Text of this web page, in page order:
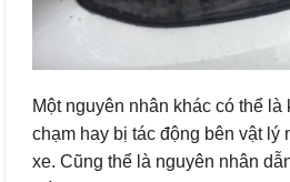
Một nguyên nhân khác có thể là
chạm hay bị tác động bên vật lý
xe. Cũng thể là nguyên nhân